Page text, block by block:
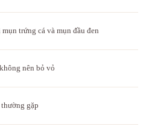
trứng cá và mụn đầu đen
nên bỏ vỏ
thường gặp